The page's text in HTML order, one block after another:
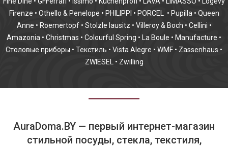
Firenze • Othello & Penelope • PHILIPPI • PORCEL • Pupilla • Queen
Anne • Roemertopf • Stolzle lausitz • Villeroy & Boch • Cellini •
Amazonia • Christmas • Colourful Spring • La Boule • Manufacture •
Столовые приборы • Текстиль • Vista Alegre • WMF • Zassenhaus •
ZWIESEL
• Zwilling
AuraDoma.BY — первый интернет-магазин
стильной посуды, стекла, текстиля,